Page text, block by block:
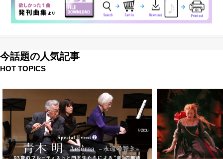
今話題の人気記事
HOT TOPICS